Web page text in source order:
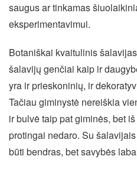
saugus ar tinkamas
eksperimentavimui.
Botaniškai kvaitulinis
šalavijų genčiai kaip ir
yra ir prieskoninių, ir
Tačiau giminystė nereiškia
ir bulvė taip pat giminės, bet
protingai nedaro. Su
būti bendras, bet savybės